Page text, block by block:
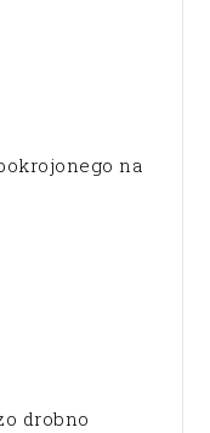
na
drobno